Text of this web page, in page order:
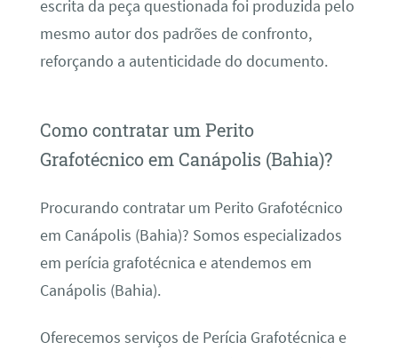
escrita da peça questionada foi produzida pelo
mesmo autor dos padrões de confronto,
reforçando a autenticidade do documento.
Como contratar um Perito
Grafotécnico em Canápolis (Bahia)?
Procurando contratar um Perito Grafotécnico
em Canápolis (Bahia)? Somos especializados
em perícia grafotécnica e atendemos em
Canápolis (Bahia).
Oferecemos serviços de Perícia Grafotécnica e